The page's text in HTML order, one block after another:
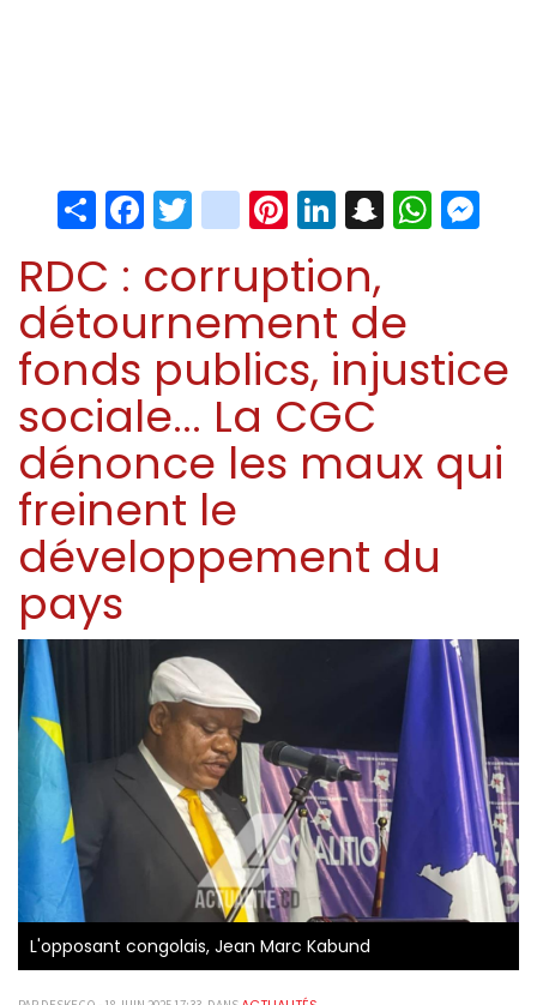
ShareFacebook
Twitter
instagram
Pinterest
LinkedIn
Snapchat
RDC : corruption,
détournement de
fonds publics, injustice
sociale... La CGC
dénonce les maux qui
freinent le
développement du
pays
L'opposant congolais, Jean Marc Kabund